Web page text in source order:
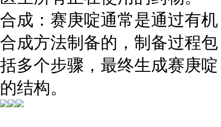
合成：赛庚啶通常是通过有机
合成方法制备的，制备过程包
括多个步骤，最终生成赛庚啶
的结构。